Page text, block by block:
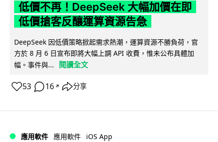
低價不再！DeepSeek 大幅加價在即
低價搶客反釀運算資源告急
DeepSeek 因低價策略掀起需求熱潮，運算資源不勝負荷，官
方於 8 月 6 日宣布即將大幅上調 API 收費，惟未公布具體加
幅。事件與...
閱讀全文
53 16 ↗ 分享
應用軟件 應用軟件 iOS App